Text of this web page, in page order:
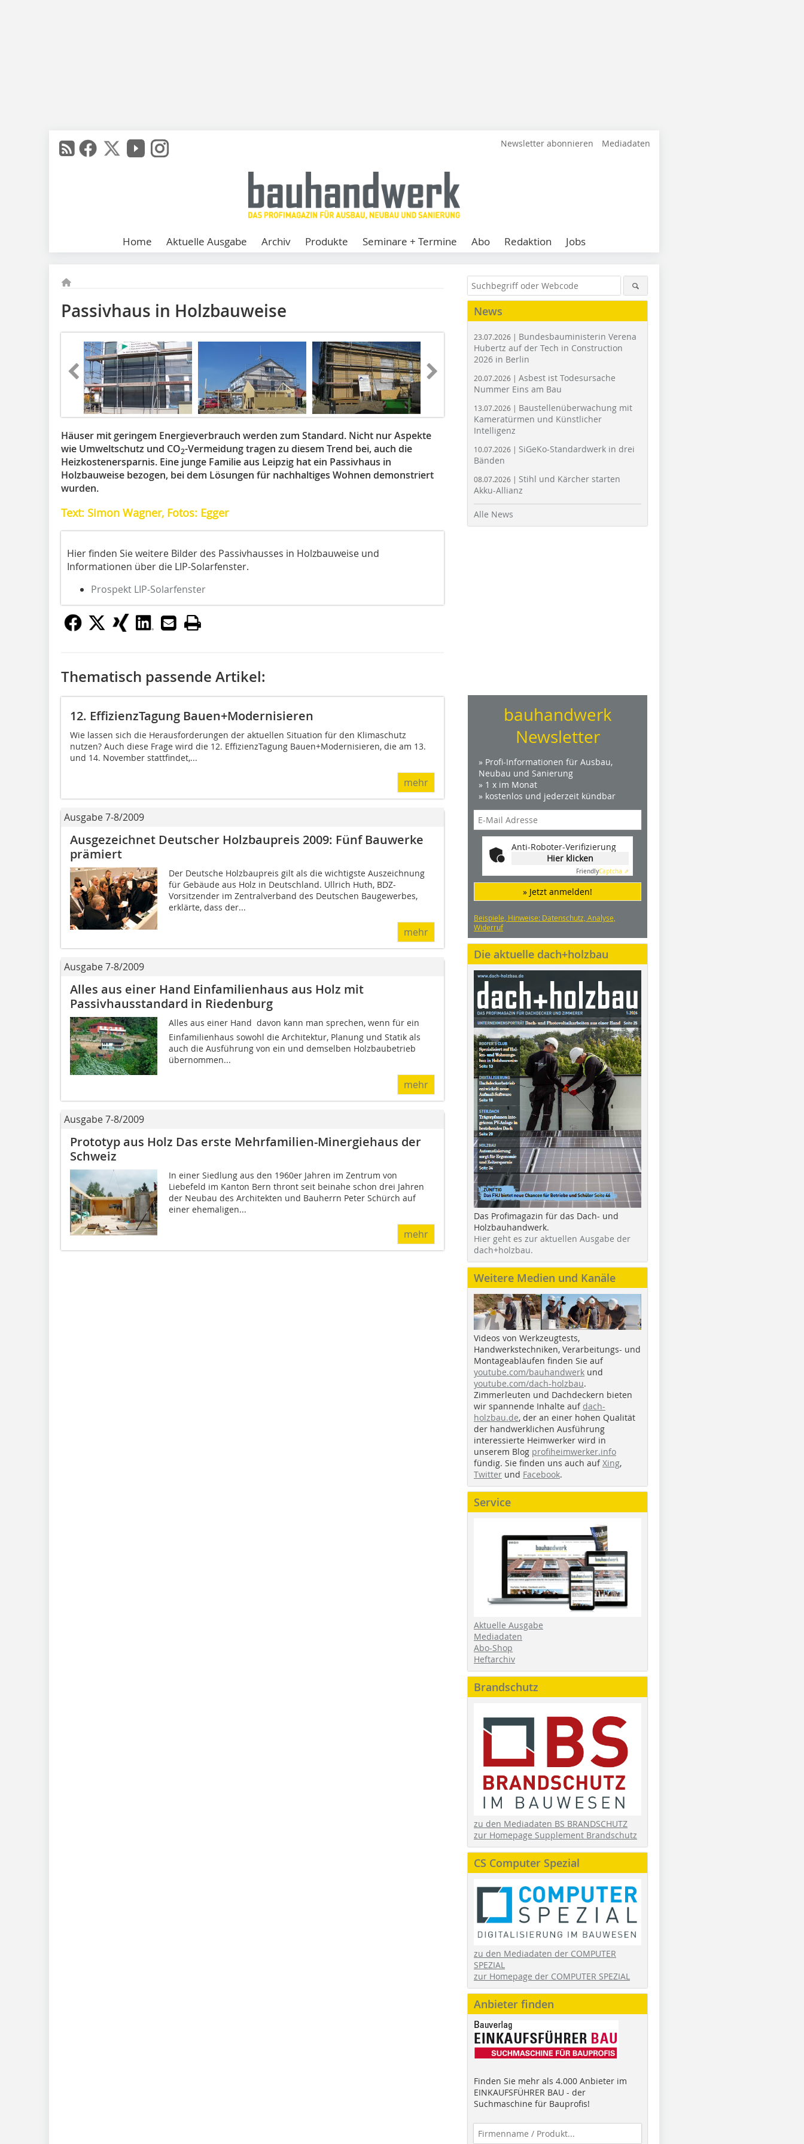
Newsletter abonnieren Mediadaten
Home Aktuelle Ausgabe Archiv Produkte Seminare + Termine Abo Redaktion Jobs
Passivhaus in Holzbauweise
Häuser mit geringem Energieverbrauch werden zum Standard. Nicht nur Aspekte
wie Umweltschutz und CO2-Vermeidung tragen zu diesem Trend bei, auch die
Heizkostenersparnis. Eine junge Familie aus Leipzig hat ein Passivhaus in
Holzbauweise bezogen, bei dem Lösungen für nachhaltiges Wohnen demonstriert
wurden.
Text: Simon Wagner, Fotos: Egger
Hier finden Sie weitere Bilder des Passivhausses in Holzbauweise und
Informationen über die LIP-Solarfenster.
Prospekt LIP-Solarfenster
Thematisch passende Artikel:
12. EffizienzTagung Bauen+Modernisieren
Wie lassen sich die Herausforderungen der aktuellen Situation für den Klimaschutz
nutzen? Auch diese Frage wird die 12. EffizienzTagung Bauen+Modernisieren, die am 13.
und 14. November stattfindet,...
mehr
Ausgabe 7-8/2009
Ausgezeichnet Deutscher Holzbaupreis 2009: Fünf Bauwerke
prämiert
Der Deutsche Holzbaupreis gilt als die wichtigste Auszeichnung
für Gebäude aus Holz in Deutschland. Ullrich Huth, BDZ-
Vorsitzender im Zentralverband des Deutschen Baugewerbes,
erklärte, dass der...
mehr
Ausgabe 7-8/2009
Alles aus einer Hand Einfamilienhaus aus Holz mit
Passivhausstandard in Riedenburg
Alles aus einer Hand  davon kann man sprechen, wenn für ein
Einfamilienhaus sowohl die Architektur, Planung und Statik als
auch die Ausführung von ein und demselben Holzbaubetrieb
übernommen...
mehr
Ausgabe 7-8/2009
Prototyp aus Holz Das erste Mehrfamilien-Minergiehaus der
Schweiz
In einer Siedlung aus den 1960er Jahren im Zentrum von
Liebefeld im Kanton Bern thront seit beinahe schon drei Jahren
der Neubau des Architekten und Bauherrn Peter Schürch auf
einer ehemaligen...
mehr
News
23.07.2026 | Bundesbauministerin Verena
Hubertz auf der Tech in Construction
2026 in Berlin
20.07.2026 | Asbest ist Todesursache
Nummer Eins am Bau
13.07.2026 | Baustellenüberwachung mit
Kameratürmen und Künstlicher
Intelligenz
10.07.2026 | SiGeKo-Standardwerk in drei
Bänden
08.07.2026 | Stihl und Kärcher starten
Akku-Allianz
Alle News
bauhandwerk
Newsletter
» Profi-Informationen für Ausbau,
Neubau und Sanierung
» 1 x im Monat
» kostenlos und jederzeit kündbar
Anti-Roboter-Verifizierung
Hier klicken
FriendlyCaptcha ⇗
» Jetzt anmelden!
Beispiele, Hinweise: Datenschutz, Analyse,
Widerruf
Die aktuelle dach+holzbau
Das Profimagazin für das Dach- und
Holzbauhandwerk.
Hier geht es zur aktuellen Ausgabe der
dach+holzbau.
Weitere Medien und Kanäle
Videos von Werkzeugtests,
Handwerkstechniken, Verarbeitungs- und
Montageabläufen finden Sie auf
youtube.com/bauhandwerk und
youtube.com/dach-holzbau.
Zimmerleuten und Dachdeckern bieten
wir spannende Inhalte auf dach-
holzbau.de, der an einer hohen Qualität
der handwerklichen Ausführung
interessierte Heimwerker wird in
unserem Blog profiheimwerker.info
fündig. Sie finden uns auch aufXing,
Twitter und Facebook.
Service
Aktuelle Ausgabe
Mediadaten
Abo-Shop
Heftarchiv
Brandschutz
zu den Mediadaten BS BRANDSCHUTZ
zur Homepage Supplement Brandschutz
CS Computer Spezial
zu den Mediadaten der COMPUTER
SPEZIAL
zur Homepage der COMPUTER SPEZIAL
Anbieter finden
Finden Sie mehr als 4.000 Anbieter im
EINKAUFSFÜHRER BAU - der
Suchmaschine für Bauprofis!